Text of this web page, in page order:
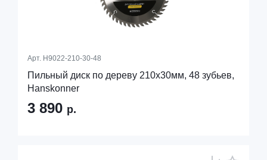
Арт. H9022-210-30-48
Пильный диск по дереву 210x30мм, 48 зубьев,
Hanskonner
3 890 р.